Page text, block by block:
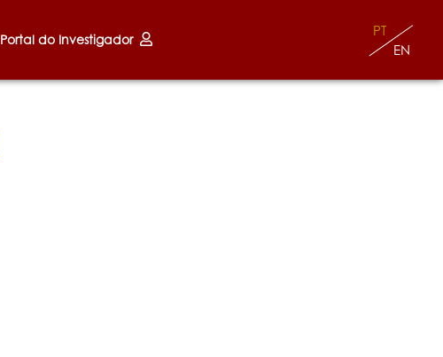
Portal do Investigador
EN
PT